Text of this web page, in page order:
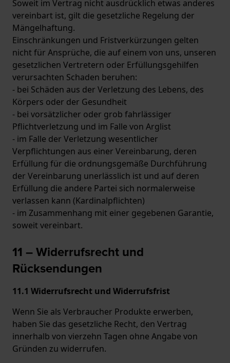
Soweit im Vertrag nicht ausdrücklich etwas anderes
vereinbart ist, gilt die gesetzliche Regelung der
Mängelhaftung.
Einschränkungen und Fristverkürzungen gelten
nicht für Ansprüche, die auf einem von uns, unseren
gesetzlichen Vertretern oder Erfüllungsgehilfen
verursachten Schaden beruhen:
- bei Schäden aus der Verletzung des Lebens, des
Körpers oder der Gesundheit
- bei vorsätzlicher oder grob fahrlässiger
Pflichtverletzung und im Falle von Arglist
- im Falle der Verletzung wesentlicher
Verpflichtungen aus einer Vereinbarung, deren
Erfüllung für die ordnungsgemäße Durchführung
der Vereinbarung unerlässlich ist und auf deren
Erfüllung die andere Partei sich normalerweise
verlassen kann (Kardinalpflichten)
- im Zusammenhang mit einer gegebenen Garantie,
soweit vereinbart.
11 – Widerrufsrecht und
Rücksendungen
11.1 Widerrufsrecht und Widerrufsfrist
Wenn Sie als Verbraucher Produkte erwerben,
haben Sie das gesetzliche Recht, den Vertrag
innerhalb von vierzehn Tagen ohne Angabe von
Gründen zu widerrufen.